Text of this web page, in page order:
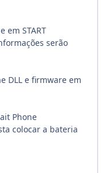
em START
serão
DLL e firmware em
Phone
colocar a bateria